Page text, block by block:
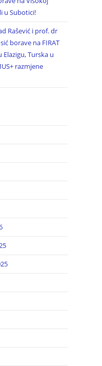
u Subotici!
Rašević i prof. dr
borave na FIRAT
Turska u
razmjene